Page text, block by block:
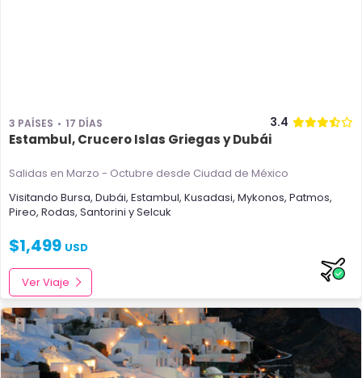
3 PAÍSES 17 DÍAS 3.4
Estambul, Crucero Islas Griegas y Dubái
Salidas en Marzo - Octubre desde Ciudad de México
Visitando Bursa, Dubái, Estambul, Kusadasi, Mykonos, Patmos,
Pireo, Rodas, Santorini ySelcuk
$1,499 USD
Ver Viaje